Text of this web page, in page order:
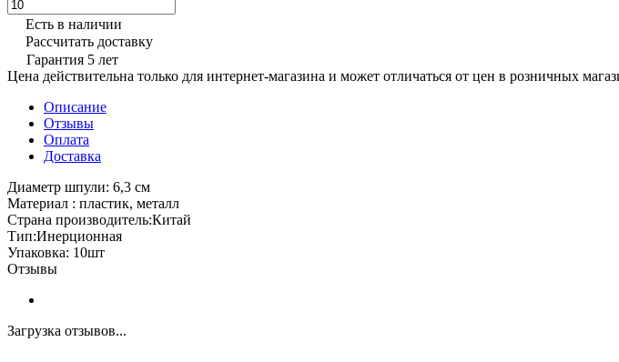
Есть в наличии
Рассчитать доставку
Гарантия 5 лет
Цена действительна только для интернет-магазина и может отличаться от цен в розничных
Описание
Отзывы
Оплата
Доставка
Диаметр шпули: 6,3 см
Материал : пластик, металл
Страна производитель:Китай
Тип:Инерционная
Упаковка: 10шт
Отзывы
Загрузка отзывов...